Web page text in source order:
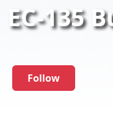
EC-135
Follow